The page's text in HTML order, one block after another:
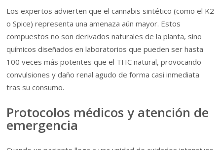
Los expertos advierten que el cannabis sintético (como el K2
o Spice) representa una amenaza aún mayor. Estos
compuestos no son derivados naturales de la planta, sino
químicos diseñados en laboratorios que pueden ser hasta
100 veces más potentes que el THC natural, provocando
convulsiones y daño renal agudo de forma casi inmediata
tras su consumo.
Protocolos médicos y atención de
emergencia